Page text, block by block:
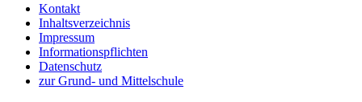
Kontakt
Inhaltsverzeichnis
Impressum
Informationspflichten
Datenschutz
zur Grund- und Mittelschule